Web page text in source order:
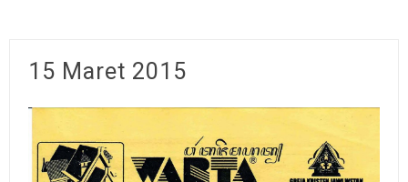
15 Maret 2015